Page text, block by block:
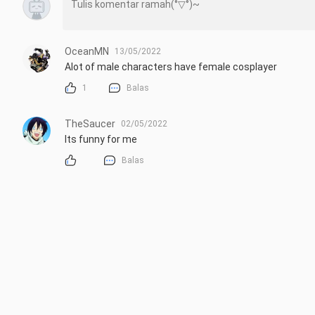
OceanMN 13/05/2022
Alot of male characters have female cosplayer
1 Balas
TheSaucer 02/05/2022
Its funny for me
Balas